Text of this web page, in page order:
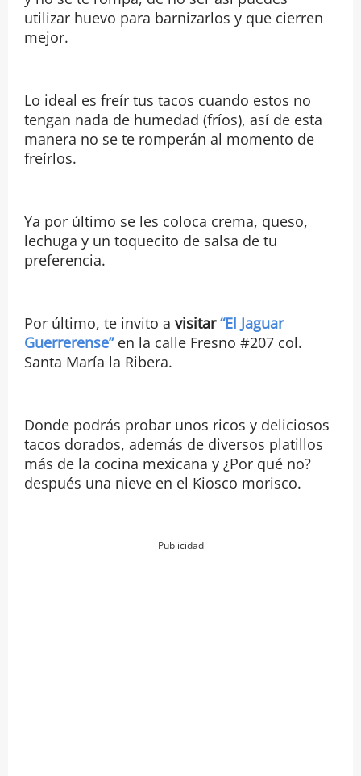
utilizar huevo para barnizarlos y que cierren
mejor.
Lo ideal es freír tus tacos cuando estos no
tengan nada de humedad (fríos), así de esta
manera no se te romperán al momento de
freírlos.
Ya por último se les coloca crema, queso,
lechuga y un toquecito de salsa de tu
preferencia.
Por último, te invito a visitar“El Jaguar
Guerrerense”en la calle Fresno #207 col.
Santa María la Ribera.
Donde podrás probar unos ricos y deliciosos
tacos dorados, además de diversos platillos
más de la cocina mexicana y ¿Por qué no?
después una nieve en el Kiosco morisco.
Publicidad